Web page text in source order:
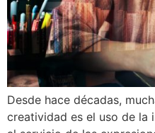
Desde hace décadas,
creatividad es el uso de la